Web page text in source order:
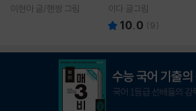
이현아 글/핸짱 그림 이다 글그림
10.0 (9)